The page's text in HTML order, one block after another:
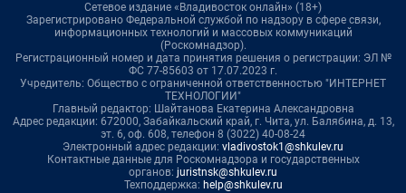
Сетевое издание «Владивосток онлайн» (18+)
Зарегистрировано Федеральной службой по надзору в сфере связи,
информационных технологий и массовых коммуникаций
(Роскомнадзор).
Регистрационный номер и дата принятия решения о регистрации: ЭЛ №
ФС 77-85603 от 17.07.2023 г.
Учредитель: Общество с ограниченной ответственностью "ИНТЕРНЕТ
ТЕХНОЛОГИИ"
Главный редактор: Шайтанова Екатерина Александровна
Адрес редакции: 672000, Забайкальский край, г. Чита, ул. Балябина, д. 13,
эт. 6, оф. 608, телефон 8 (3022) 40-08-24
Электронный адрес редакции: vladivostok1@shkulev.ru
Контактные данные для Роскомнадзора и государственных
органов: juristnsk@shkulev.ru
Техподдержка: help@shkulev.ru